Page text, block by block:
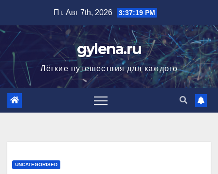
содержимому
Пт. Авг 7th, 2026 3:37:20 PM
gylena.ru
Лёгкие путешествия для каждого
UNCATEGORISED